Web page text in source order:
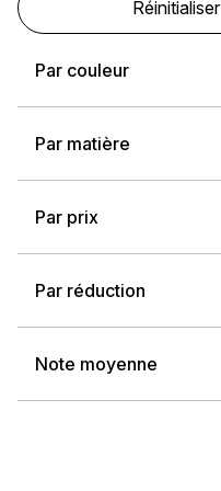
Réinitialiser
Par couleur
Par matière
Par prix
Par réduction
Note moyenne